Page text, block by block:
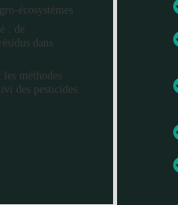
écosystèmes
: de
dans
méthodes
des pesticides